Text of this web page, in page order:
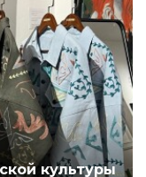
культуры